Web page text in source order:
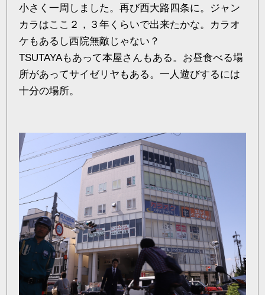
小さく一周しました。再び西大路四条に。ジャン
カラはここ２，３年くらいで出来たかな。カラオ
ケもあるし西院無敵じゃない？
TSUTAYAもあって本屋さんもある。お昼食べる場
所があってサイゼリヤもある。一人遊びするには
十分の場所。